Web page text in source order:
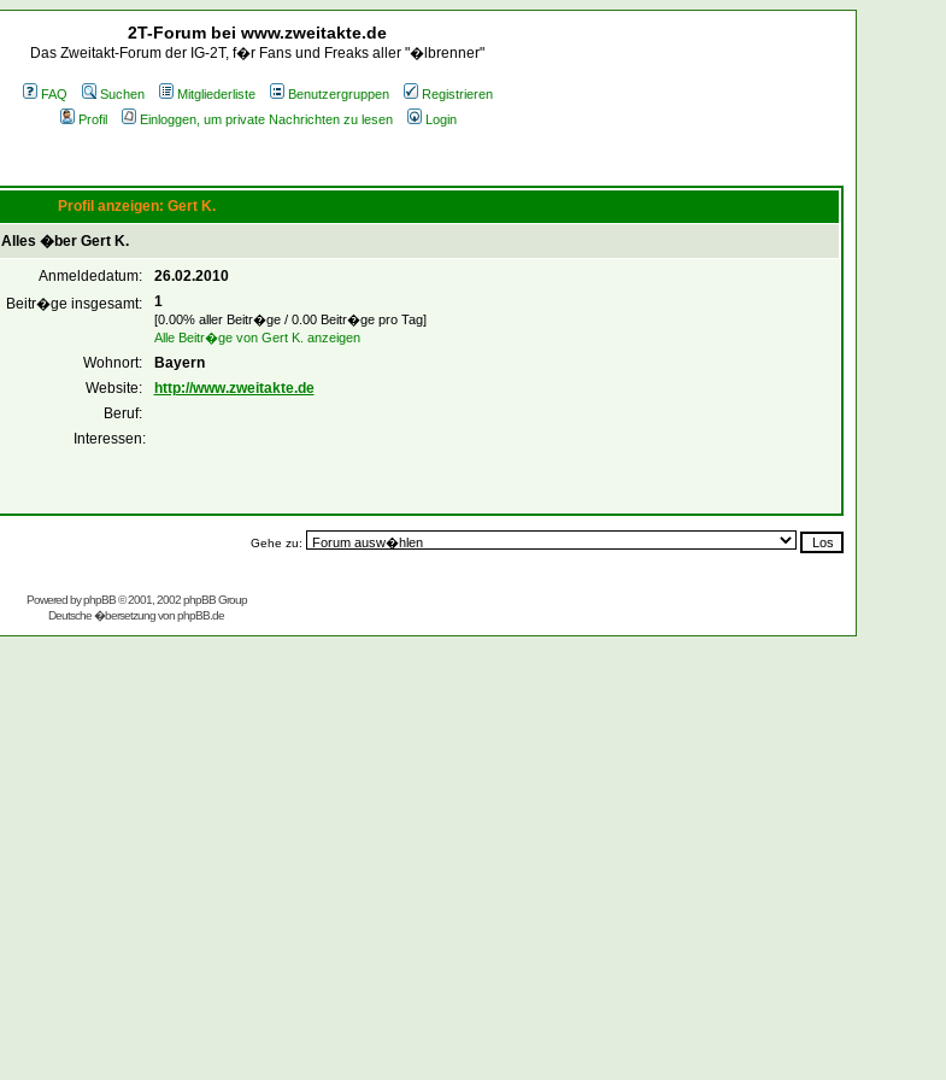
2T-Forum bei www.zweitakte.de
Das Zweitakt-Forum der IG-2T, f�r Fans und Freaks aller "�lbrenner"
FAQ Suchen Mitgliederliste Benutzergruppen
Registrieren
Profil
Einloggen, um private Nachrichten zu lesen Login
Profil anzeigen: Gert K.
Alles �ber Gert K.
Anmeldedatum:
26.02.2010
Beitr�ge insgesamt:
1
[0.00% aller Beitr�ge / 0.00 Beitr�ge pro Tag]
Alle Beitr�ge von Gert K. anzeigen
Wohnort:
Bayern
Website:
http://www.zweitakte.de
Beruf:
Interessen:
Gehe zu:
Powered byphpBB© 2001, 2002 phpBB Group
Deutsche �bersetzung vonphpBB.de